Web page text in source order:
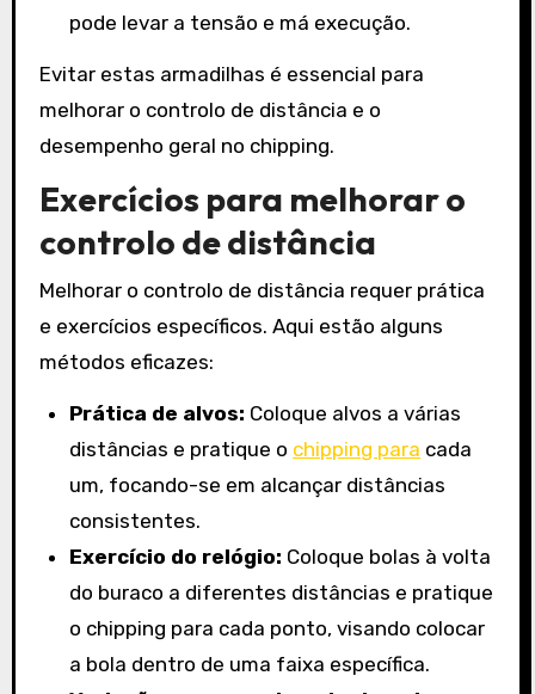
pode levar a tensão e má execução.
Evitar estas armadilhas é essencial para
melhorar o controlo de distância e o
desempenho geral no chipping.
Exercícios para melhorar o
controlo de distância
Melhorar o controlo de distância requer prática
e exercícios específicos. Aqui estão alguns
métodos eficazes:
Prática de alvos: Coloque alvos a várias
distâncias e pratique o chipping para cada
um, focando-se em alcançar distâncias
consistentes.
Exercício do relógio: Coloque bolas à volta
do buraco a diferentes distâncias e pratique
o chipping para cada ponto, visando colocar
a bola dentro de uma faixa específica.